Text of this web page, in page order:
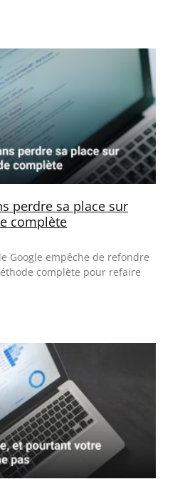
perdre sa place sur
complète
Google empêche de refondre
complète pour refaire